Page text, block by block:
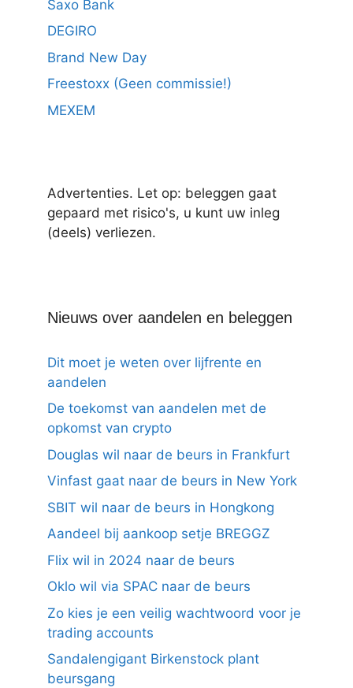
Saxo Bank
DEGIRO
Brand New Day
Freestoxx (Geen commissie!)
MEXEM
Advertenties. Let op: beleggen gaat
gepaard met risico's, u kunt uw inleg
(deels) verliezen.
Nieuws over aandelen en beleggen
Dit moet je weten over lijfrente en
aandelen
De toekomst van aandelen met de
opkomst van crypto
Douglas wil naar de beurs in Frankfurt
Vinfast gaat naar de beurs in New York
SBIT wil naar de beurs in Hongkong
Aandeel bij aankoop setje BREGGZ
Flix wil in 2024 naar de beurs
Oklo wil via SPAC naar de beurs
Zo kies je een veilig wachtwoord voor je
trading accounts
Sandalengigant Birkenstock plant
beursgang